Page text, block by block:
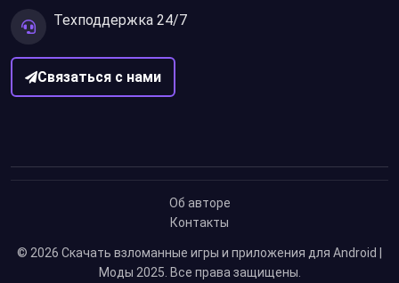
Техподдержка 24/7
Связаться с нами
Об авторе
Контакты
© 2026 Скачать взломанные игры и приложения для Android |
Моды 2025. Все права защищены.